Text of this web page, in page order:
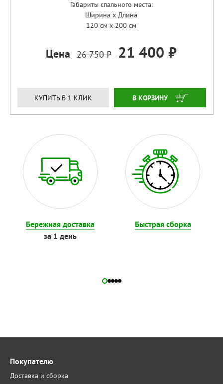
Габариты спального места:
Ширина x Длина
120 см x 200 см
Цена 26 750 ₽ 21 400 ₽
КУПИТЬ В 1 КЛИК ЗАКАЗАТЬ
Бережная доставка
за 1 день
Быстрая сборка
Покупателю
Доставка и сборка